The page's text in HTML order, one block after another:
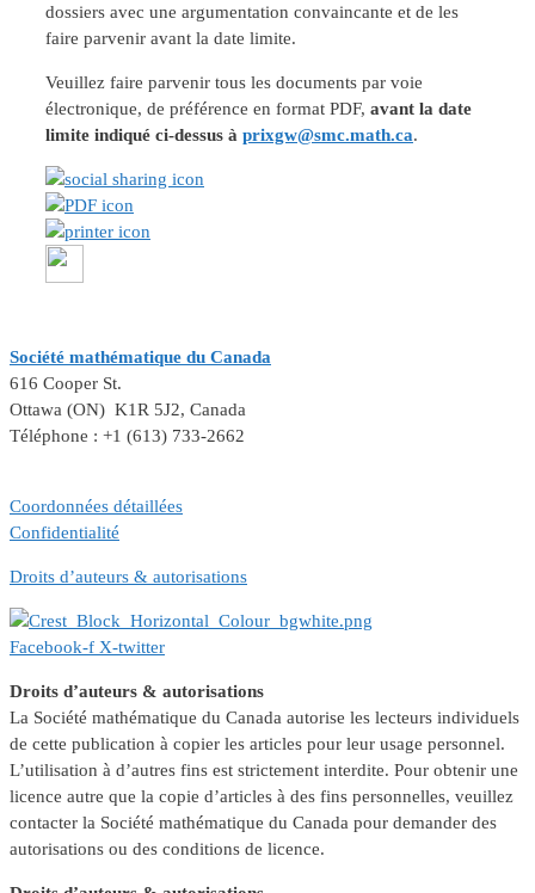
dossiers avec une argumentation convaincante et de les
faire parvenir avant la date limite.
Veuillez faire parvenir tous les documents par voie
électronique, de préférence en format PDF, avant la date
limite indiqué ci-dessus à prixgw@smc.math.ca.
Société mathématique du Canada
616 Cooper St.
Ottawa (ON) K1R 5J2, Canada
Téléphone : +1 (613) 733-2662
Coordonnées détaillées
Confidentialité
Droits d’auteurs & autorisations
Facebook-f X-twitter
Droits d’auteurs & autorisations
La Société mathématique du Canada autorise les lecteurs individuels
de cette publication à copier les articles pour leur usage personnel.
L’utilisation à d’autres fins est strictement interdite. Pour obtenir une
licence autre que la copie d’articles à des fins personnelles, veuillez
contacter la Société mathématique du Canada pour demander des
autorisations ou des conditions de licence.